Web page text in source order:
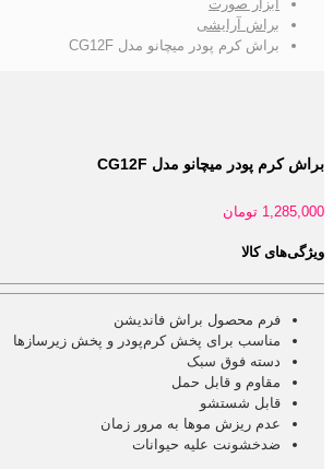
ابزار صورت
براش آرایشی
براش کرم پودر میچانو مدل CG12F
براش کرم پودر میچانو مدل CG12F
1,285,000 تومان
ویژگی‌های کالا
فرم محصول براش فاندیشن
مناسب برای پخش کرم‌پودر و پخش زیرسازها
دسته فوق سبک
مقاوم و قابل حمل
قابل شستشو
عدم ریزش موها به مرور زمان
ضدخشونت علیه حیوانات